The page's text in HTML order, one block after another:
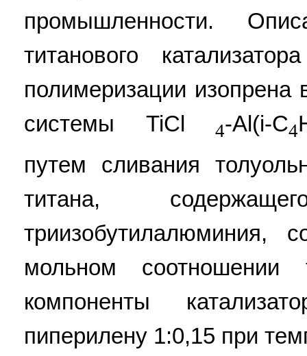
промышленности.
титанового
полимеризации изопрена
системы TiCl 4-Al(i-С4
путем сливания
титана,
триизобутилалюминия,
мольном соотношении
компоненты
пиперилену 1:0,15 при